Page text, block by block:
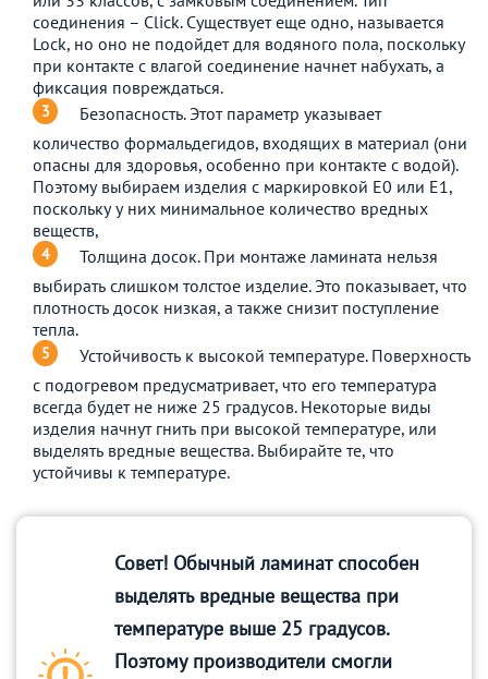
соединения – Click. Существует еще одно, называется
Lock, но оно не подойдет для водяного пола, поскольку
при контакте с влагой соединение начнет набухать, а
фиксация повреждаться.
Безопасность. Этот параметр указывает
количество формальдегидов, входящих в материал (они
опасны для здоровья, особенно при контакте с водой).
Поэтому выбираем изделия с маркировкой E0 или E1,
поскольку у них минимальное количество вредных
веществ,
Толщина досок. При монтаже ламината нельзя
выбирать слишком толстое изделие. Это показывает, что
плотность досок низкая, а также снизит поступление
тепла.
Устойчивость к высокой температуре. Поверхность
с подогревом предусматривает, что его температура
всегда будет не ниже 25 градусов. Некоторые виды
изделия начнут гнить при высокой температуре, или
выделять вредные вещества. Выбирайте те, что
устойчивы к температуре.
Совет! Обычный ламинат способен
выделять вредные вещества при
температуре выше 25 градусов.
Поэтому производители смогли